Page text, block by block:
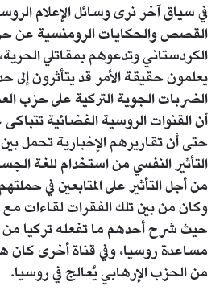
في سياق آخر نرى وسائل الإعلام
القصص والحكايات الرومنسية عن
الكردستاني وتدعوهم بمقاتلي
يعلمون حقيقة الأمر قد يتأثرون إلى
الضربات الجوية التركية على حزب
أن القنوات الروسية الفضائية
حتى أن تقاريرهم الإخبارية تحمل
التأثير النفسي من استخدام للغة
من أجل التأثير على المتابعين في
وكان من بين تلك الفقرات لقاءات
حيث شرح أحدهم ما تفعله تركيا
مساعدة روسيا، وفي قناة أخرى كان
من الحزب الإرهابي يُعالج في روسيا.